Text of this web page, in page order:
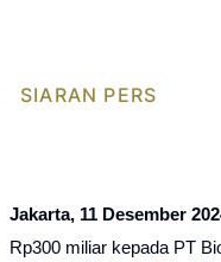
SIARAN PERS
Jakarta, 11 Desember
Rp300 miliar kepada PT